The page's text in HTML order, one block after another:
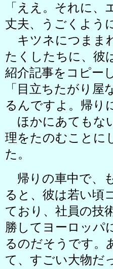
「ええ。それに
丈夫、うごくよう
キツネにつまま
たくしたちに、彼
紹介記事をコピー
「目立ちたがり
るんですよ。帰り
ほかにあてもな
理をたのむことに
た。
帰りの車中で、
ると、彼は若い頃
ており、社員の技
勝してヨーロッパ
るのだそうです。
て、すごい大物だ